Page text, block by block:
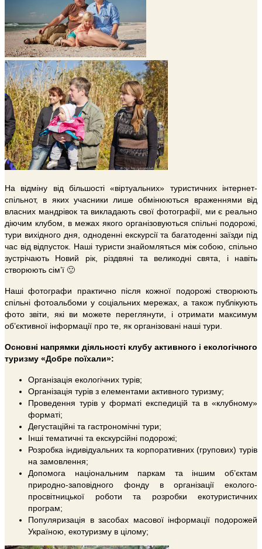
На відміну від більшості «віртуальних» туристичних інтернет-
спільнот, в яких учасники лише обмінюються враженнями від
власних мандрівок та викладають свої фотографії, ми є реально
діючим клубом, в межах якого організовуються спільні подорожі,
тури вихідного дня, одноденні екскурсії та багатоденні заїзди під
час від відпусток. Наші туристи знайомляться між собою, спільно
зустрічають Новий рік, різдвяні та великодні свята, і навіть
створюють сім’ї 🙂
Наші фотографи практично після кожної подорожі створюють
спільні фотоальбоми у соціальних мережах, а також публікують
фото звіти, які ви можете переглянути, і отримати максимум
об’єктивної інформації про те, як організовані наші тури.
Основні напрямки діяльності клубу активного і екологічного
туризму «Добре поїхали»:
Організація екологічних турів;
Організація турів з елементами активного туризму;
Проведення турів у форматі експедицій та в «клубному»
форматі;
Дегустаційні та гастрономічні тури;
Інші тематичні та екскурсійні подорожі;
Розробка індивідуальних та корпоративних (групових) турів
на замовлення;
Допомога національним паркам та іншим об’єктам
природно-заповідного фонду в організації еколого-
просвітницької роботи та розробки екотуристичних
програм;
Популяризація в засобах масової інформації подорожей
Україною, екотуризму в цілому;